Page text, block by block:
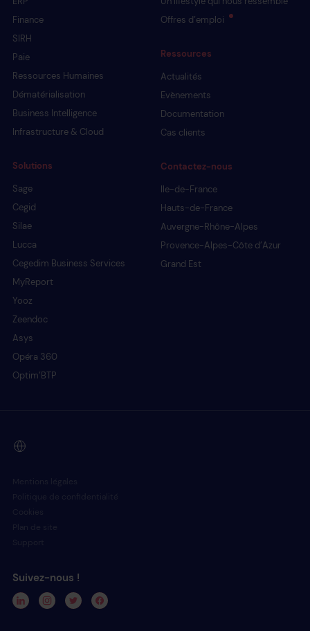
Finance
SIRH
Paie
Ressources Humaines
Dématérialisation
Business Intelligence
Infrastructure & Cloud
Solutions
Sage
Cegid
Silae
Lucca
Cegedim Business Services
MyReport
Yooz
Zeendoc
Asys
Opéra 360
Optim’BTP
Offres d’emploi
Ressources
Actualités
Evènements
Documentation
Cas clients
Contactez-nous
Ile-de-France
Hauts-de-France
Auvergne-Rhône-Alpes
Provence-Alpes-Côte d’Azur
Grand Est
Suivez-nous !